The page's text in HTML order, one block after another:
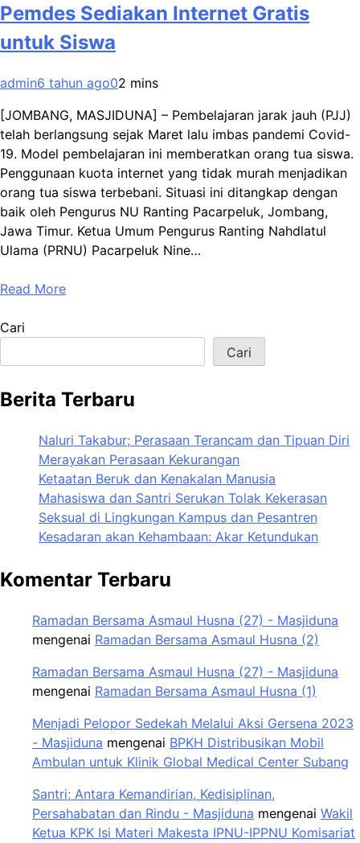
Pemdes Sediakan Internet Gratis
untuk Siswa
admin6 tahun ago02 mins
[JOMBANG, MASJIDUNA] – Pembelajaran jarak jauh (PJJ)
telah berlangsung sejak Maret lalu imbas pandemi Covid-
19. Model pembelajaran ini memberatkan orang tua siswa.
Penggunaan kuota internet yang tidak murah menjadikan
orang tua siswa terbebani. Situasi ini ditangkap dengan
baik oleh Pengurus NU Ranting Pacarpeluk, Jombang,
Jawa Timur. Ketua Umum Pengurus Ranting Nahdlatul
Ulama (PRNU) Pacarpeluk Nine…
Read More
Cari
Cari
Berita Terbaru
Naluri Takabur; Perasaan Terancam dan Tipuan Diri
Merayakan Perasaan Kekurangan
Ketaatan Beruk dan Kenakalan Manusia
Mahasiswa dan Santri Serukan Tolak Kekerasan
Seksual di Lingkungan Kampus dan Pesantren
Kesadaran akan Kehambaan: Akar Ketundukan
Komentar Terbaru
Ramadan Bersama Asmaul Husna (27) - Masjiduna
mengenai Ramadan Bersama Asmaul Husna (2)
Ramadan Bersama Asmaul Husna (27) - Masjiduna
mengenai Ramadan Bersama Asmaul Husna (1)
Menjadi Pelopor Sedekah Melalui Aksi Gersena 2023
- Masjiduna mengenai BPKH Distribusikan Mobil
Ambulan untuk Klinik Global Medical Center Subang
Santri; Antara Kemandirian, Kedisiplinan,
Persahabatan dan Rindu - Masjiduna mengenai Wakil
Ketua KPK Isi Materi Makesta IPNU-IPPNU Komisariat